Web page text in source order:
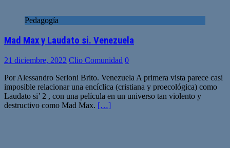
Pedagogía
Mad Max y Laudato si. Venezuela
21 diciembre, 2022 Clio Comunidad 0
Por Alessandro Serloni Brito. Venezuela A primera vista parece casi
imposible relacionar una encíclica (cristiana y proecológica) como
Laudato si’ 2 , con una película en un universo tan violento y
destructivo como Mad Max. […]